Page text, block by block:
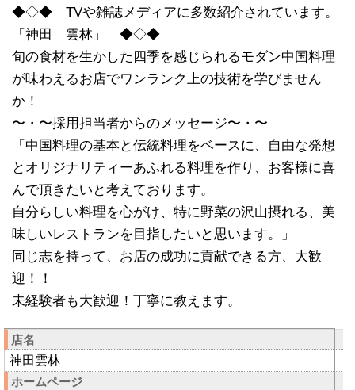
◆◇◆ TVや雑誌メディアに多数紹介されています。
「神田 雲林」 ◆◇◆
旬の食材を生かした四季を感じられるモダン中国料理
が味わえるお店でワンランク上の技術を学びません
か！
〜・〜採用担当者からのメッセージ〜・〜
「中国料理の基本と伝統料理をベースに、自由な発想
とオリジナリティーあふれる料理を作り、お客様に喜
んで頂きたいと考えております。
自分らしい料理を心がけ、特に野菜の沢山摂れる、美
味しいレストランを目指したいと思います。」
同じ志を持って、お店の成功に貢献できる方、大歓
迎！！
未経験者も大歓迎！丁寧に教えます。
店名
神田雲林
ホームページ